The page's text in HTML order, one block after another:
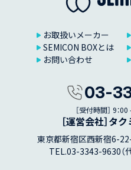
お取扱いメーカー
SEMICON BOXとは
お問い合わせ
03-
［受付時間］ 9：
［運営会社］タ
東京都新宿区西新宿6-
TEL.03-3343-9630（